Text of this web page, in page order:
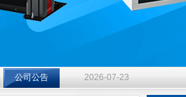
公司公告
钻杆扭转试验台选型指南：
钻杆扭转试验台选型指南：